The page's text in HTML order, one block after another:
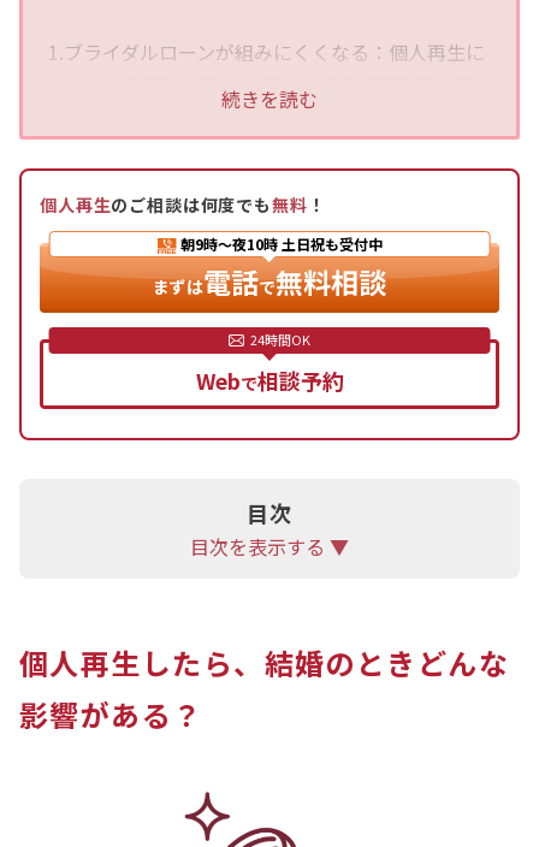
1.ブライダルローンが組みにくくなる：個人再生に
より5～7年間は「事故情報」が信用情報機関に登
おくことが望ましいです。
3.結婚後の生活への影響：クレジットカードの作成
や更新、住宅ローンや車のローンの契約が困難にな
ります。また、事故情報が登録されている間は保証
人になることも困難です。
4.事故情報は本人のみに適用：家族には影響しませ
のトラブルを避けられる可能性が高くなります。ま
た、借金に頼らない生活習慣を身につけることが重
務所にご相談ください。
続きを読む
個人再生のご相談は何度でも無料 ！
朝9時〜夜10時 土日祝も受付中
まずは電話で無料相談
Webで相談予約
目次
目次を表示する ▼
個人再生したら、結婚のときどんな
影響がある？